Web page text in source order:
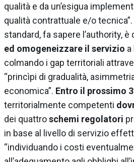
qualità e da un’esigua
qualità contrattuale e/o tecnica”.
standard, fa sapere l’authority, è
ed omogeneizzare il servizio a
colmando i gap territoriali
“princìpi di gradualità,
economica”. Entro il prossimo
territorialmente competenti
dei quattroschemi regolatori
in base al livello di servizio
“individuando i costi